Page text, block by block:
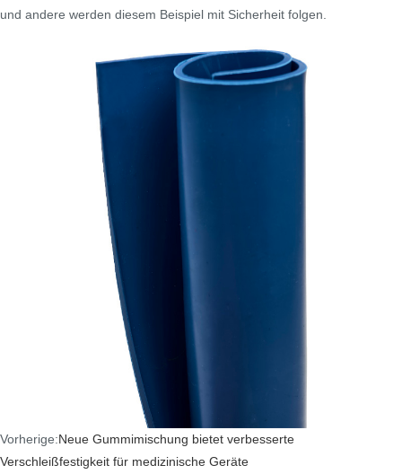
und andere werden diesem Beispiel mit Sicherheit folgen.
Vorherige:Neue Gummimischung bietet verbesserte
Verschleißfestigkeit für medizinische Geräte